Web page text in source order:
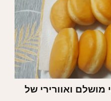
מושלם ואוורירי של